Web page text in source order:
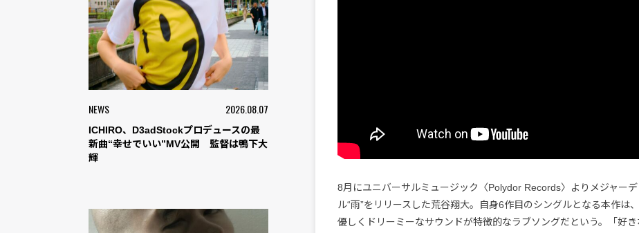
NEWS 2026.08.07
ICHIRO、D3adStockプロデュースの最
新曲“幸せでいい”MV公開 監督は鴨下大
輝
8月にユニバーサルミュージック〈Polydor Records〉よりメジャー
ル“雨”をリリースした荒谷翔大。自身6作目のシングルとなる本作は
優しくドリーミーなサウンドが特徴的なラブソングだという。「好